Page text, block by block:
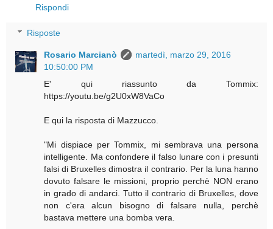
Rispondi
Risposte
Rosario Marcianò
martedì, marzo 29, 2016
10:50:00 PM
E' qui riassunto da Tommix:
https://youtu.be/g2U0xW8VaCo
E qui la risposta di Mazzucco.
"Mi dispiace per Tommix, mi sembrava una persona
intelligente. Ma confondere il falso lunare con i presunti
falsi di Bruxelles dimostra il contrario. Per la luna hanno
dovuto falsare le missioni, proprio perchè NON erano
in grado di andarci. Tutto il contrario di Bruxelles, dove
non c'era alcun bisogno di falsare nulla, perchè
bastava mettere una bomba vera.